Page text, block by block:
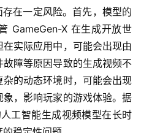
在一定风险。首先，模型的
GameGen-X 在生成开放世
实际应用中，可能会出现由
障等原因导致的生成视频不
的动态环境时，可能会出现
，影响玩家的游戏体验。据
工智能生成视频模型在长时